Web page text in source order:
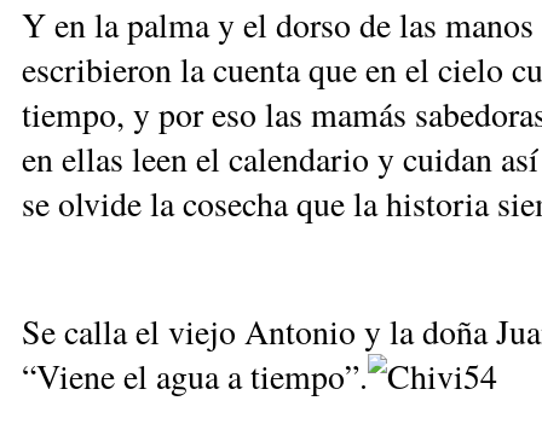
Y en la palma y el dorso de las
escribieron la cuenta que en el cielo
tiempo, y por eso las mamás
en ellas leen el calendario y cuidan
se olvide la cosecha que la historia
Se calla el viejo Antonio y la doña
“Viene el agua a tiempo”.